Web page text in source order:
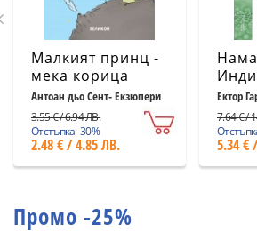
Малкият принц -
мека корица
светлосиня
Антоан дьо Сент- Екзюпери
3.55 € / 6.94 ЛВ.
Отстъпка -30%
2.48 € / 4.85 ЛВ.
към
и
Ектор
7.64 € /
5.34 €
Промо -25%